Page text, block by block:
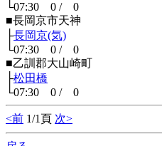
└07:30 0 / 0
■長岡京市天神
├長岡京(気)
└07:30 0 / 0
■乙訓郡大山崎町
├松田橋
└07:30 0 / 0
<前 1/1頁 次>